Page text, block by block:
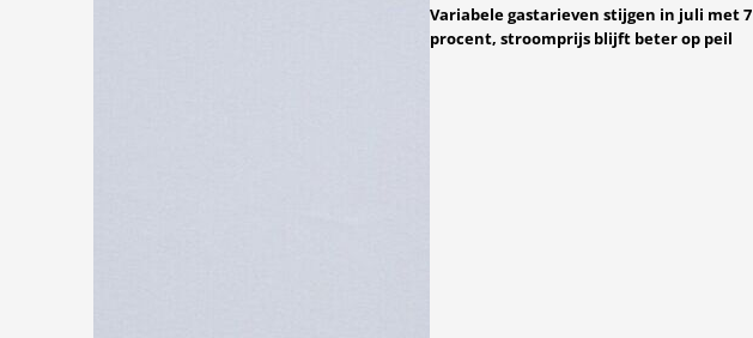
Variabele gastarieven stijgen in juli met 7
procent, stroomprijs blijft beter op peil